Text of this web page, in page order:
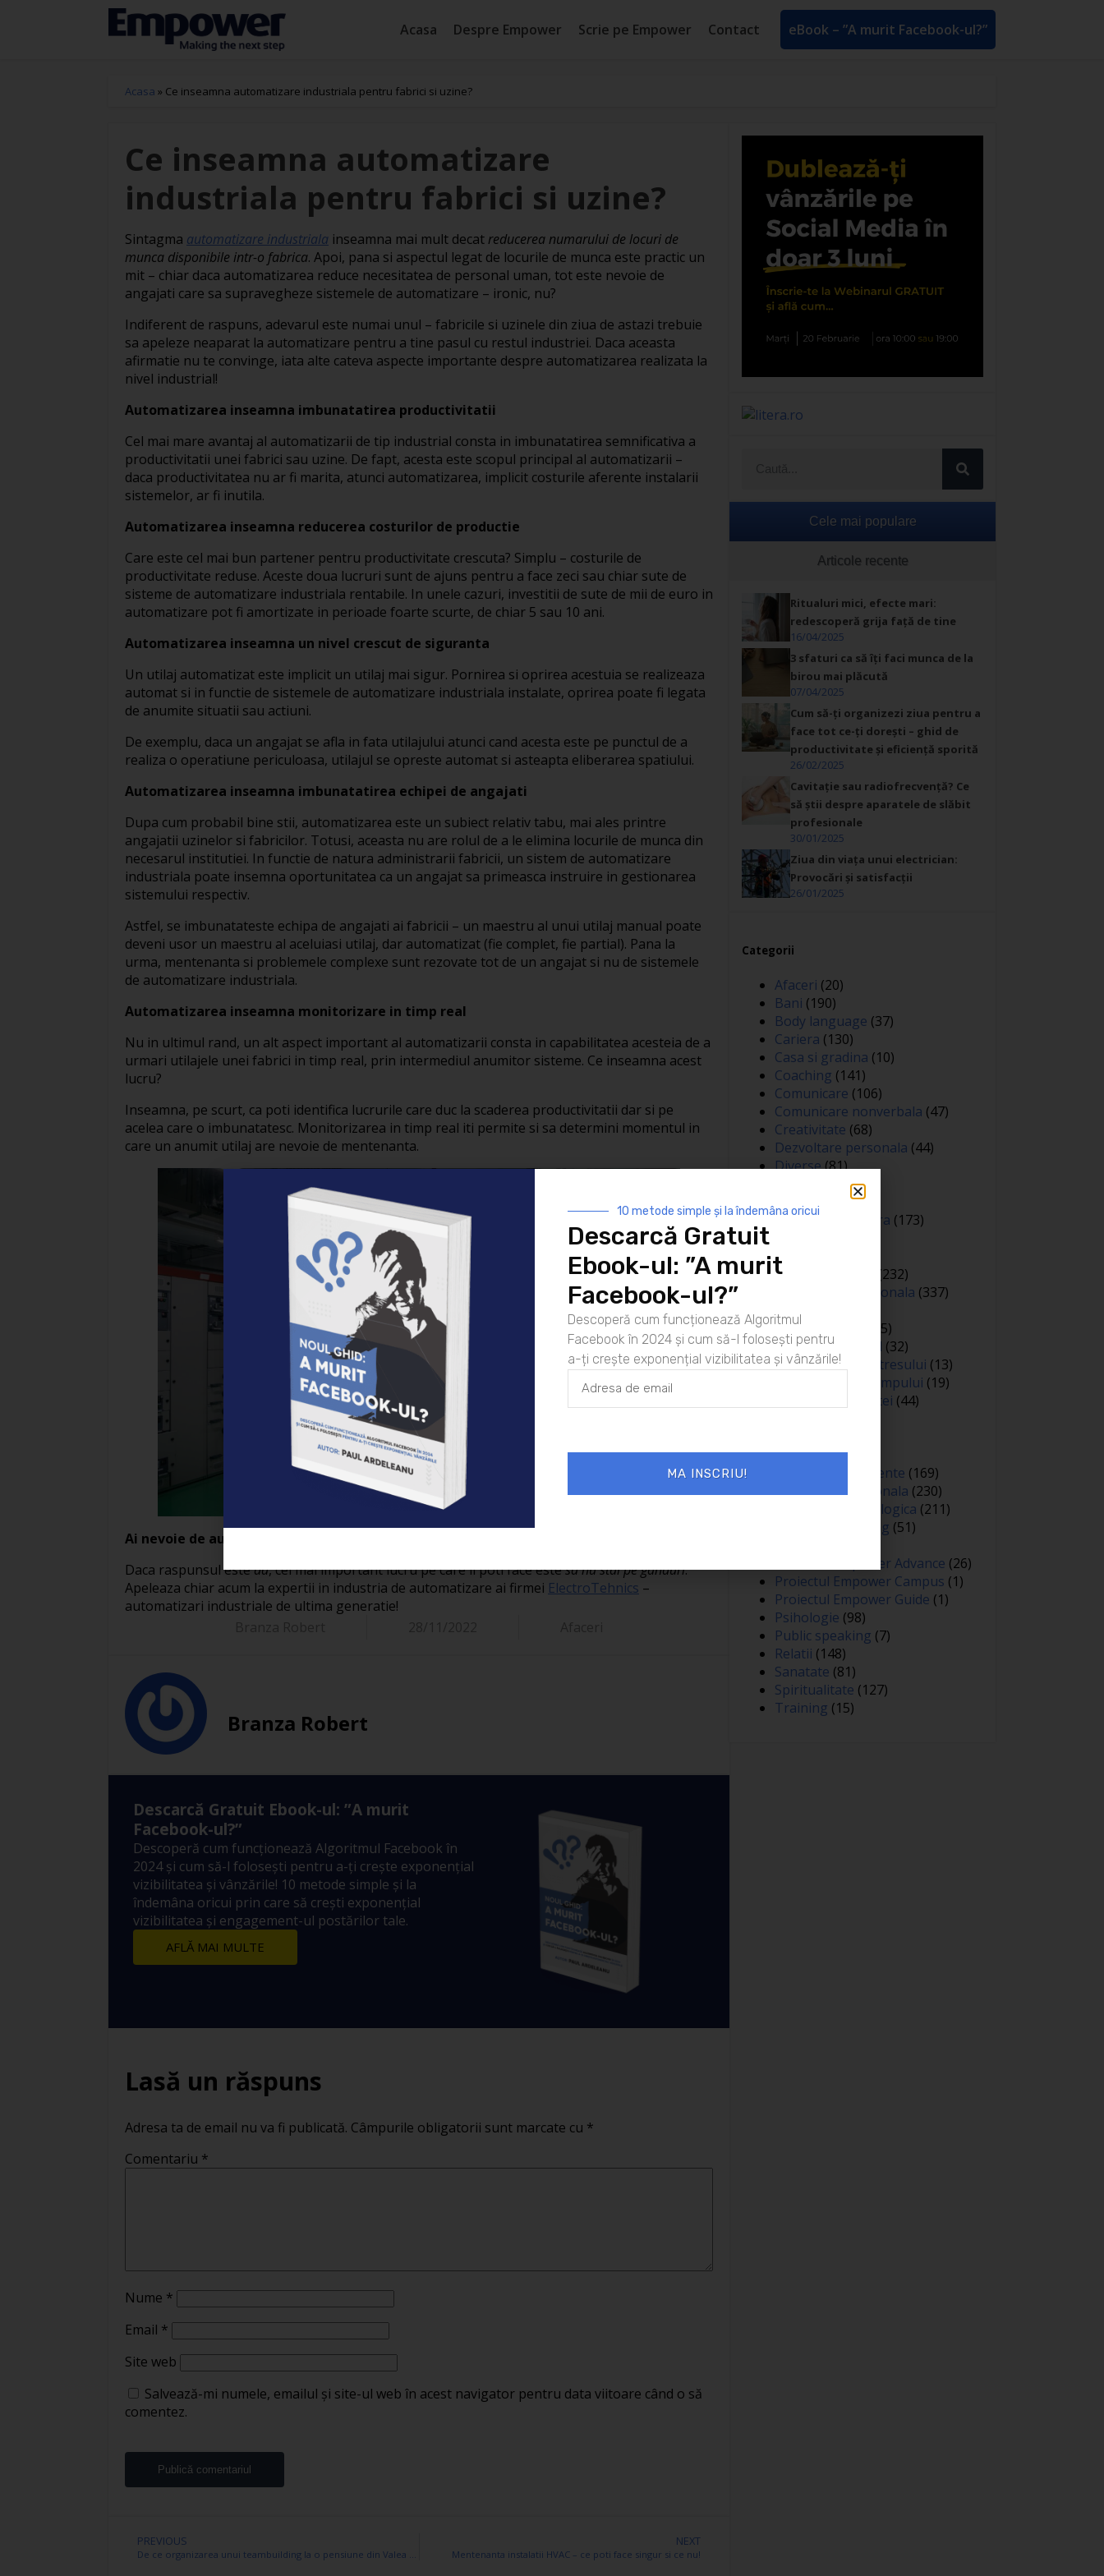
Acasa Despre Empower Scrie pe Empower Contact eBook – ”A murit Facebook-ul?”
Acasa » Ce inseamna automatizare industriala pentru fabrici si uzine?
Ce inseamna automatizare
industriala pentru fabrici si uzine?
Sintagma automatizare industriala inseamna mai mult decat reducerea numarului de locuri de
munca disponibile intr-o fabrica. Apoi, pana si aspectul legat de locurile de munca este practic un
mit – chiar daca automatizarea reduce necesitatea de personal uman, tot este nevoie de
angajati care sa supravegheze sistemele de automatizare – ironic, nu?
Indiferent de raspuns, adevarul este numai unul – fabricile si uzinele din ziua de astazi trebuie
sa apeleze neaparat la automatizare pentru a tine pasul cu restul industriei. Daca aceasta
afirmatie nu te convinge, iata alte cateva aspecte importante despre automatizarea realizata la
nivel industrial!
Automatizarea inseamna imbunatatirea productivitatii
Cel mai mare avantaj al automatizarii de tip industrial consta in imbunatatirea semnificativa a
productivitatii unei fabrici sau uzine. De fapt, acesta este scopul principal al automatizarii –
daca productivitatea nu ar fi marita, atunci automatizarea, implicit costurile aferente instalarii
sistemelor, ar fi inutila.
Automatizarea inseamna reducerea costurilor de productie
Care este cel mai bun partener pentru productivitate crescuta? Simplu – costurile de
productivitate reduse. Aceste doua lucruri sunt de ajuns pentru a face zeci sau chiar sute de
sisteme de automatizare industriala rentabile. In unele cazuri, investitii de sute de mii de euro in
automatizare pot fi amortizate in perioade foarte scurte, de chiar 5 sau 10 ani.
Automatizarea inseamna un nivel crescut de siguranta
Un utilaj automatizat este implicit un utilaj mai sigur. Pornirea si oprirea acestuia se realizeaza
automat si in functie de sistemele de automatizare industriala instalate, oprirea poate fi legata
de anumite situatii sau actiuni.
De exemplu, daca un angajat se afla in fata utilajului atunci cand acesta este pe punctul de a
realiza o operatiune periculoasa, utilajul se opreste automat si asteapta eliberarea spatiului.
Automatizarea inseamna imbunatatirea echipei de angajati
Dupa cum probabil bine stii, automatizarea este un subiect relativ tabu, mai ales printre
angajatii uzinelor si fabricilor. Totusi, aceasta nu are rolul de a le elimina locurile de munca din
necesarul institutiei. In functie de natura administrarii fabricii, un sistem de automatizare
industriala poate insemna oportunitatea ca un angajat sa primeasca instruire in gestionarea
sistemului respectiv.
Astfel, se imbunatateste echipa de angajati ai fabricii – un maestru al unui utilaj manual poate
deveni usor un maestru al aceluiasi utilaj, dar automatizat (fie complet, fie partial). Pana la
urma, mentenanta si problemele complexe sunt rezovate tot de un angajat si nu de sistemele
de automatizare industriala.
Automatizarea inseamna monitorizare in timp real
Nu in ultimul rand, un alt aspect important al automatizarii consta in capabilitatea acesteia de a
urmari utilajele unei fabrici in timp real, prin intermediul anumitor sisteme. Ce inseamna acest
lucru?
Inseamna, pe scurt, ca poti identifica lucrurile care duc la scaderea productivitatii dar si pe
acelea care o imbunatatesc. Monitorizarea in timp real iti permite si sa determini momentul in
care un anumit utilaj are nevoie de mentenanta.
Ai nevoie de automatizare in fabrica sau uzina ta?
Daca raspunsul esteda, cel mai important lucru pe care il poti face estesa nu stai pe ganduri.
Apeleaza chiar acum la expertii in industria de automatizare ai firmei ElectroTehnics –
automatizari industriale de ultima generatie!
Branza Robert
Descarcă Gratuit Ebook-ul: ”A murit
Facebook-ul?”
Descoperă cum funcționează Algoritmul Facebook în
2024 și cum să-l folosești pentru a-ți crește exponențial
vizibilitatea și vânzările! 10 metode simple și la
îndemâna oricui prin care să crești exponențial
vizibilitatea și engagement-ul postărilor tale.
AFLĂ MAI MULTE
Lasă un răspuns
Adresa ta de email nu va fi publicată. Câmpurile obligatorii sunt marcate cu *
Comentariu *
Nume *
Email *
Site web
Salvează-mi numele, emailul și site-ul web în acest navigator pentru data viitoare când o să
comentez.
PREVIOUS
De ce organizarea unui teambuilding la o pensiune din Valea Doftanei este o idee buna
NEXT
Mentenanta instalatii HVAC – ce poti face singur si ce nu!
Cele mai populare
Articole recente
Ritualuri mici, efecte mari:
redescoperă grija față de tine
16/04/2025
3 sfaturi ca să îți faci munca de la
birou mai plăcută
07/04/2025
Cum să-ți organizezi ziua pentru a
face tot ce-ți dorești – ghid de
productivitate și eficiență sporită
26/02/2025
Cavitație sau radiofrecvență? Ce
să știi despre aparatele de slăbit
profesionale
30/01/2025
Ziua din viața unui electrician:
Provocări și satisfacții
26/01/2025
Categorii
Afaceri (20)
Bani (190)
Body language (37)
Cariera (130)
Casa si gradina (10)
Coaching (141)
Comunicare (106)
Comunicare nonverbala (47)
Creativitate (68)
Dezvoltare personala (44)
Diverse(81)
(144)
Auto
(12)
Educatie financiara (173)
Featured
Gandire pozitiva
(232)
Inteligenta emotionala (337)
Internațional
Legea atractiei
(35)
Limbaj nonverbal (32)
Managementul stresului (13)
Managementul timpului (19)
Metafore si scantei (44)
Noutati(426)
Oameni si experiente (169)
Optimizare personala (230)
Optimizare psihologica (211)
Personal branding (51)
Proiectul Empower Advance (26)
Proiectul Empower Campus (1)
Proiectul Empower Guide (1)
Psihologie (98)
Public speaking (7)
Relatii (148)
Sanatate (81)
Spiritualitate (127)
Training (15)
10 metode simple și la îndemâna oricui
Descarcă Gratuit
Ebook-ul: ”A murit
Facebook-ul?”
Descoperă cum funcționează Algoritmul
Facebook în 2024 și cum să-l folosești pentru
a-ți crește exponențial vizibilitatea și vânzările!
MA INSCRIU!